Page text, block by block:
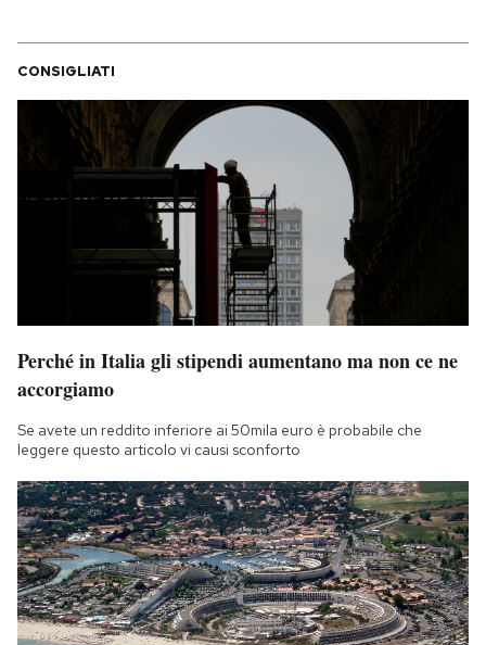
I MIEI PREFERITI
SHOP
AREA PERSONALE
Area Personale
Notifiche mobile
Regala il Post
Esci
CONSIGLIATI
Perché in Italia gli stipendi aumentano ma non ce ne
accorgiamo
Se avete un reddito inferiore ai 50mila euro è probabile che
leggere questo articolo vi causi sconforto